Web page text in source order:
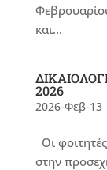
και...
2026
2026-Φεβ-13
Οι
στην